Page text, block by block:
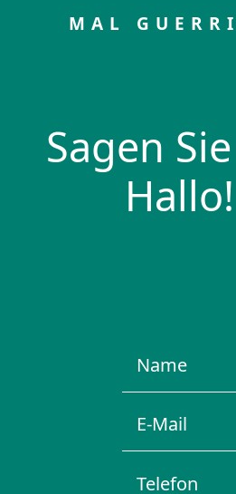
MAL
Sagen
Hallo!